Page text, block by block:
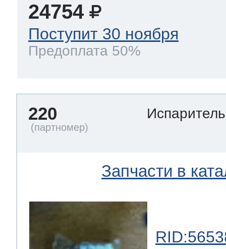
24754
Поступит 30 ноября
Предоплата 50%
220
Запчасти в